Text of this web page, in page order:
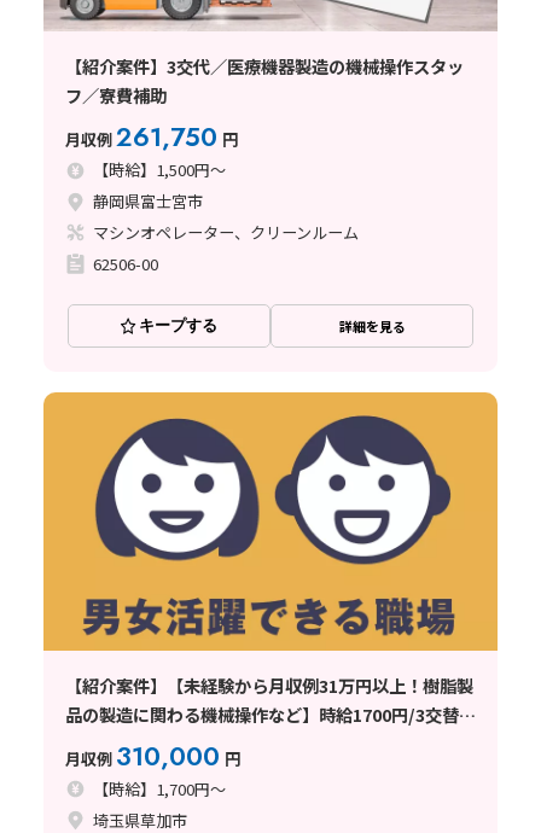
【紹介案件】3交代／医療機器製造の機械操作スタッ
フ／寮費補助
月収例261,750 円
【時給】1,500円～
静岡県富士宮市
マシンオペレーター、クリーンルーム
62506-00
キープする 詳細を見る
【紹介案件】【未経験から月収例31万円以上！樹脂製
品の製造に関わる機械操作など】時給1700円/3交替/
就業期間中、寮費無料/4勤2休のシフト制/残業月平均
10時間程度/1週間程度の研修あり◎
月収例 310,000 円
【時給】1,700円～
埼玉県草加市